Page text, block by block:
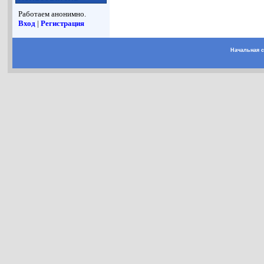
Работаем анонимно.
Вход |Регистрация
Начальная